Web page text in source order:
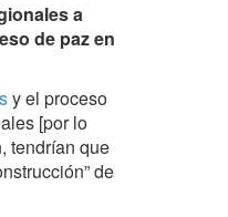
a
de paz en
y el proceso
[por lo
tendrían que
de